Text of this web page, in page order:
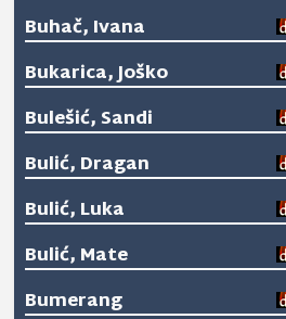
Buhač, Ivana
Bukarica, Joško
Bulešić, Sandi
Bulić, Dragan
Bulić, Luka
Bulić, Mate
Bumerang